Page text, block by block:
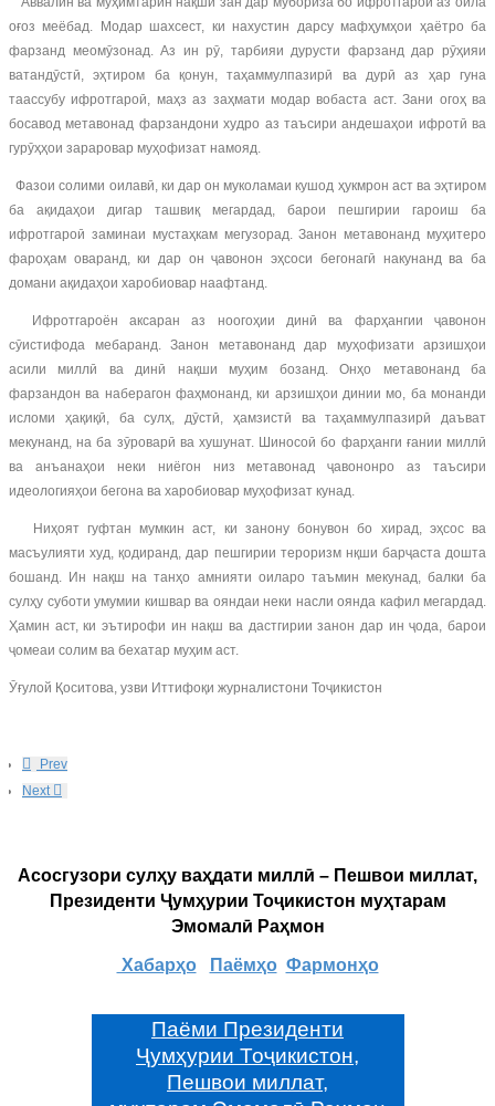
оғоз меёбад. Модар шахсест, ки нахустин дарсу мафҳумҳои ҳаётро ба
фарзанд меомӯзонад. Аз ин рӯ, тарбияи дурусти фарзанд дар рӯҳияи
ватандӯстӣ, эҳтиром ба қонун, таҳаммулпазирӣ ва дурӣ аз ҳар гуна
таассубу ифротгароӣ, маҳз аз заҳмати модар вобаста аст. Зани огоҳ ва
босавод метавонад фарзандони худро аз таъсири андешаҳои ифротӣ ва
гурӯҳҳои зараровар муҳофизат намояд.
Фазои солими оилавӣ, ки дар он муколамаи кушод ҳукмрон аст ва эҳтиром
ба ақидаҳои дигар ташвиқ мегардад, барои пешгирии гароиш ба
ифротгароӣ заминаи мустаҳкам мегузорад. Занон метавонанд муҳитеро
фароҳам оваранд, ки дар он ҷавонон эҳсоси бегонагӣ накунанд ва ба
домани ақидаҳои харобиовар наафтанд.
Ифротгароён аксаран аз ноогоҳии динӣ ва фарҳангии ҷавонон
сӯистифода мебаранд. Занон метавонанд дар муҳофизати арзишҳои
асили миллӣ ва динӣ нақши муҳим бозанд. Онҳо метавонанд ба
фарзандон ва наберагон фаҳмонанд, ки арзишҳои динии мо, ба монанди
исломи ҳақиқӣ, ба сулҳ, дӯстӣ, ҳамзистӣ ва таҳаммулпазирӣ даъват
мекунанд, на ба зӯроварӣ ва хушунат. Шиносоӣ бо фарҳанги ғании миллӣ
ва анъанаҳои неки ниёгон низ метавонад ҷавононро аз таъсири
идеологияҳои бегона ва харобиовар муҳофизат кунад.
Ниҳоят гуфтан мумкин аст, ки занону бонувон бо хирад, эҳсос ва
масъулияти худ, қодиранд, дар пешгирии тероризм нқши барҷаста дошта
бошанд. Ин нақш на танҳо амнияти оиларо таъмин мекунад, балки ба
сулҳу суботи умумии кишвар ва ояндаи неки насли оянда кафил мегардад.
Ҳамин аст, ки эътирофи ин нақш ва дастгирии занон дар ин ҷода, барои
ҷомеаи солим ва бехатар муҳим аст.
Ӯғулой Қоситова, узви Иттифоқи журналистони Тоҷикистон
Prev
Next
Асосгузори сулҳу ваҳдати миллӣ – Пешвои миллат,
Президенти Ҷумҳурии Тоҷикистон муҳтарам
Эмомалӣ Раҳмон
Хабарҳо Паёмҳо Фармонҳо
Паёми Президенти
Ҷумҳурии Тоҷикистон,
Пешвои миллат,